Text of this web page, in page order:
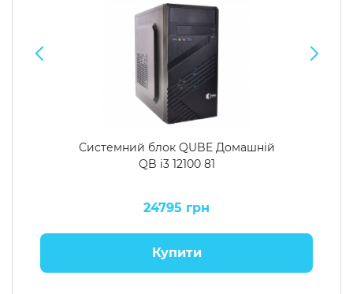
Системний блок QUBE Домашній
QB i3 12100 81
24795 грн
Купити